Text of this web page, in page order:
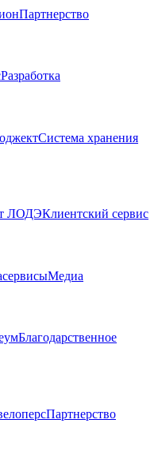
Партнерство
Разработка
Система хранения
Клиентский сервис
Медиа
Благодарственное
Партнерство